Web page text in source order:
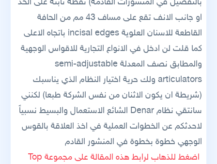
بالتفصيل في المنشورات القادمة) نقطة ثابتة على الخد
او جانب الانف تقع على مساف 43 مم من الحافة
القاطعة للاسنان العلوية incisal edges باتجاه الاعلى
كما قلت لن ادخل في الانواع التجارية للاقواس الوجهية
والمطابق نصف المعدلة semi-adjustable
articulators ولك حرية اختيار النظام الذي يناسبك
(شريطة ان يكون الاثنان من نفس الشركة طبعا) لكنني
سانتقي نظام Denar الشائع الاستعمال والبسيط نسبياً
لاحدثكم عن الخطوات العملية في اخذ العلاقة بالقوس
الوجهي خطوة بخطوة في المنشور القادم
اضغط للذهاب لرابط هذه المقالة على مجموعة Top